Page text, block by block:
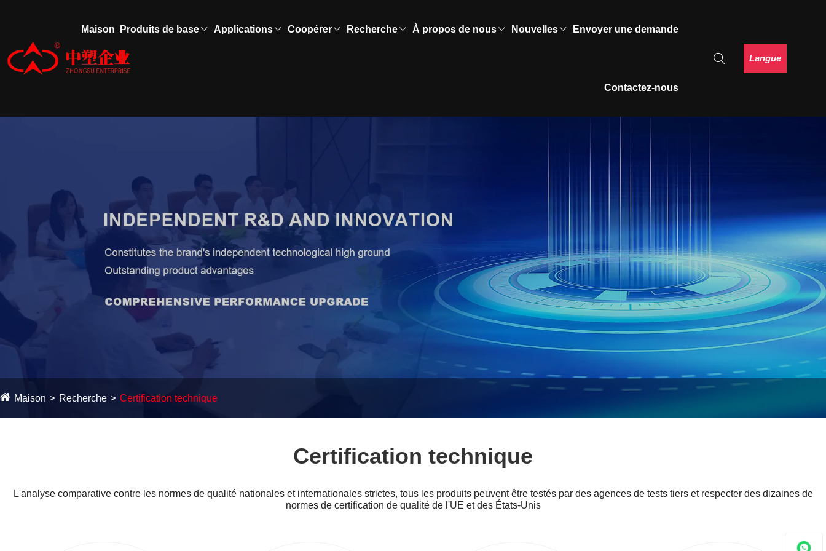
Maison Produits de base Applications Coopérer Recherche À propos de nous Nouvelles Envoyer une demande
Contactez-nous
Langue
Maison Recherche Certification technique
Certification technique
L'analyse comparative contre les normes de qualité nationales et internationales strictes, tous les produits peuvent être testés par des agences de tests tiers et respecter des dizaines de
normes de certification de qualité de l'UE et des États-Unis